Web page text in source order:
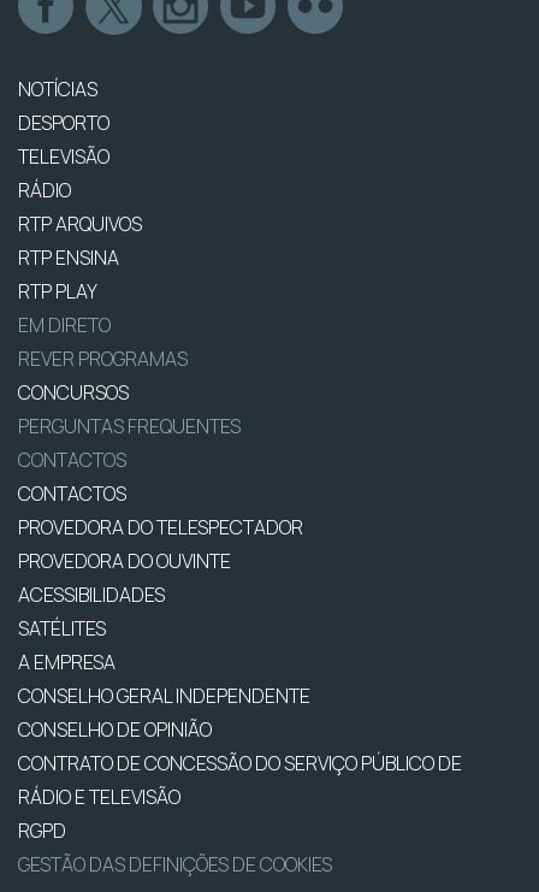
NOTÍCIAS
DESPORTO
TELEVISÃO
RÁDIO
RTP ARQUIVOS
RTP ENSINA
RTP PLAY
EM DIRETO
REVER PROGRAMAS
CONCURSOS
PERGUNTAS FREQUENTES
CONTACTOS
CONTACTOS
PROVEDORA DO TELESPECTADOR
PROVEDORA DO OUVINTE
ACESSIBILIDADES
SATÉLITES
A EMPRESA
CONSELHO GERAL INDEPENDENTE
CONSELHO DE OPINIÃO
CONTRATO DE CONCESSÃO DO SERVIÇO PÚBLICO DE
RÁDIO E TELEVISÃO
RGPD
GESTÃO DAS DEFINIÇÕES DE COOKIES